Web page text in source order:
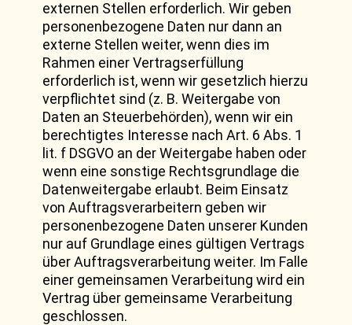
externen Stellen erforderlich. Wir geben
personenbezogene Daten nur dann an
externe Stellen weiter, wenn dies im
Rahmen einer Vertragserfüllung
erforderlich ist, wenn wir gesetzlich hierzu
verpflichtet sind (z. B. Weitergabe von
Daten an Steuerbehörden), wenn wir ein
berechtigtes Interesse nach Art. 6 Abs. 1
lit. f DSGVO an der Weitergabe haben oder
wenn eine sonstige Rechtsgrundlage die
Datenweitergabe erlaubt. Beim Einsatz
von Auftragsverarbeitern geben wir
personenbezogene Daten unserer Kunden
nur auf Grundlage eines gültigen Vertrags
über Auftragsverarbeitung weiter. Im Falle
einer gemeinsamen Verarbeitung wird ein
Vertrag über gemeinsame Verarbeitung
geschlossen.